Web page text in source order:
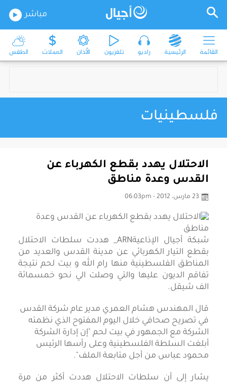
مباشر
القائمة الرئيسية راديو تلفزيون الأذان العملات الطقس
فلسطينيات
الاحتلال يهدد بقطع الكهرباء عن
القدس وعدة مناطق
23 مارس، 2012 - 06:03pm
شبكة أجيال الإذاعيةARN_ هددت سلطات الاحتلال
بقطع التيار الكهربائي عن مدينة القدس والعديد من
المناطق الفلسطينية منها رام الله و بيت لحم نتيجة
تفاقم الديون عليها والتي وصلت الي نحو خمسمائة
الف شيقل.
قال المهندس هشام العمري مدير عام شركة القدس
في تصريح صحافي خلال اليوم المفتوح الذي نظمته
الشركة مع الجمهور في بيت لحم "إن إدارة الشركة
أبلغت السلطة الفلسطينية وعلى رأسها الرئيس
محمود عباس من أجل متابعة الملف".
يشار إلى أن سلطات الاحتلال هددت أكثر من مرة